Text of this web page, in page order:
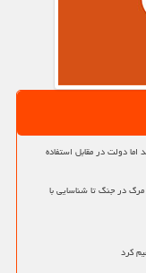
اما دولت در مقابل استفاده
در جنگ تا شناسایی با
کرد